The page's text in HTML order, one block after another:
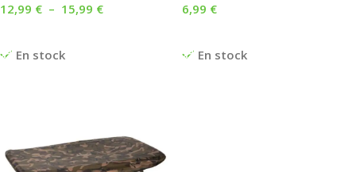
En stock
12,99 € – 15,99 €
En stock
6,99 €